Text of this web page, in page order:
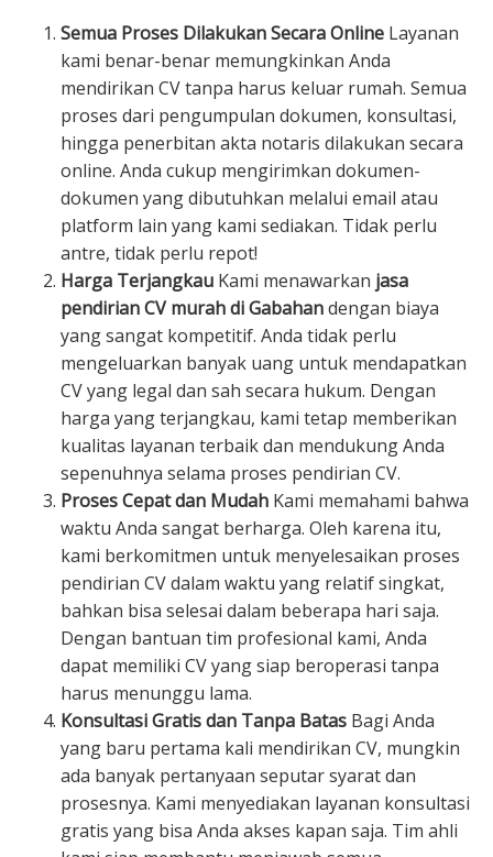
Semua Proses Dilakukan Secara Online Layanan
kami benar-benar memungkinkan Anda
mendirikan CV tanpa harus keluar rumah. Semua
proses dari pengumpulan dokumen, konsultasi,
hingga penerbitan akta notaris dilakukan secara
online. Anda cukup mengirimkan dokumen-
dokumen yang dibutuhkan melalui email atau
platform lain yang kami sediakan. Tidak perlu
antre, tidak perlu repot!
Harga Terjangkau Kami menawarkan jasa
pendirian CV murah di Gabahandengan biaya
yang sangat kompetitif. Anda tidak perlu
mengeluarkan banyak uang untuk mendapatkan
CV yang legal dan sah secara hukum. Dengan
harga yang terjangkau, kami tetap memberikan
kualitas layanan terbaik dan mendukung Anda
sepenuhnya selama proses pendirian CV.
Proses Cepat dan Mudah Kami memahami bahwa
waktu Anda sangat berharga. Oleh karena itu,
kami berkomitmen untuk menyelesaikan proses
pendirian CV dalam waktu yang relatif singkat,
bahkan bisa selesai dalam beberapa hari saja.
Dengan bantuan tim profesional kami, Anda
dapat memiliki CV yang siap beroperasi tanpa
harus menunggu lama.
Konsultasi Gratis dan Tanpa Batas Bagi Anda
yang baru pertama kali mendirikan CV, mungkin
ada banyak pertanyaan seputar syarat dan
prosesnya. Kami menyediakan layanan konsultasi
gratis yang bisa Anda akses kapan saja. Tim ahli